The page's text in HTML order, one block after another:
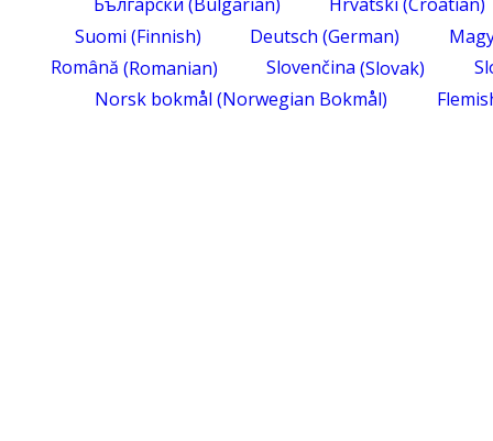
Suomi (Finnish) Deutsch (German)
Română (Romanian) Slovenčina (Slovak)
Norsk bokmål (Norwegian Bokmål)